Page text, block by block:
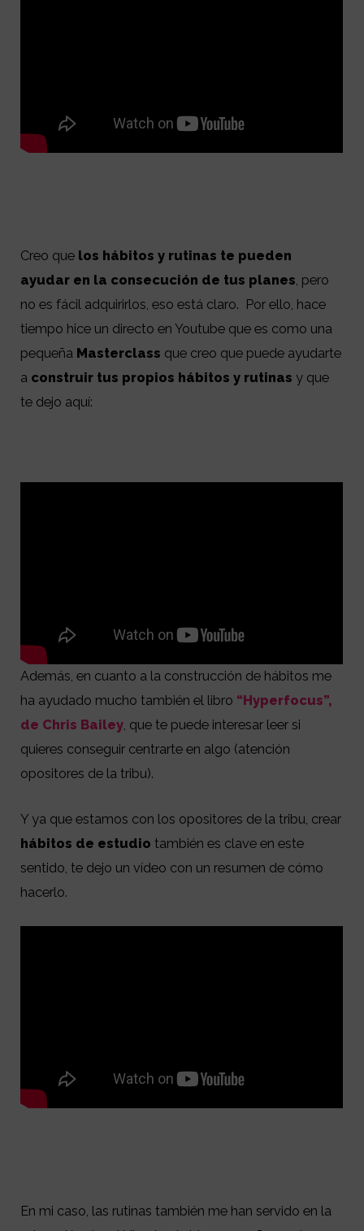
Creo que los hábitos y rutinas te pueden
ayudar en la consecución de tus planes, pero
no es fácil adquirirlos, eso está claro. Por ello, hace
tiempo hice un directo en Youtube que es como una
pequeña Masterclass que creo que puede ayudarte
a construir tus propios hábitos y rutinas y que
te dejo aquí:
Además, en cuanto a la construcción de hábitos me
ha ayudado mucho también el libro “Hyperfocus”,
de Chris Bailey , que te puede interesar leer si
quieres conseguir centrarte en algo (atención
opositores de la tribu).
Y ya que estamos con los opositores de la tribu, crear
hábitos de estudio también es clave en este
sentido, te dejo un vídeo con un resumen de cómo
hacerlo.
En mi caso, las rutinas también me han servido en la